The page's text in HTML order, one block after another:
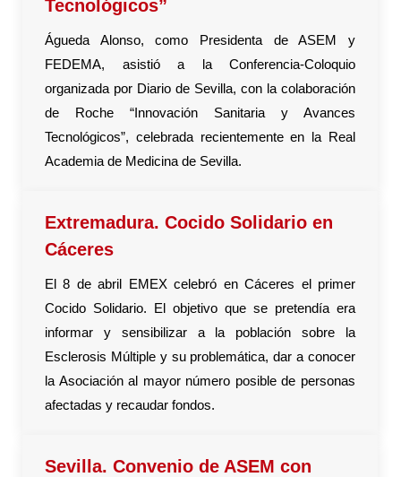
Tecnológicos”
Águeda Alonso, como Presidenta de ASEM y
FEDEMA, asistió a la Conferencia-Coloquio
organizada por Diario de Sevilla, con la colaboración
de Roche “Innovación Sanitaria y Avances
Tecnológicos”, celebrada recientemente en la Real
Academia de Medicina de Sevilla.
Extremadura. Cocido Solidario en
Cáceres
El 8 de abril EMEX celebró en Cáceres el primer
Cocido Solidario. El objetivo que se pretendía era
informar y sensibilizar a la población sobre la
Esclerosis Múltiple y su problemática, dar a conocer
la Asociación al mayor número posible de personas
afectadas y recaudar fondos.
Sevilla. Convenio de ASEM con